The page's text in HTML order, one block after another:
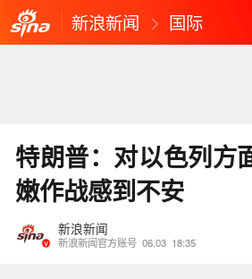
新浪新闻 国际
特朗普：对以色列方
嫩作战感到不安
新浪新闻
新浪新闻官方账号 06.03 18:35